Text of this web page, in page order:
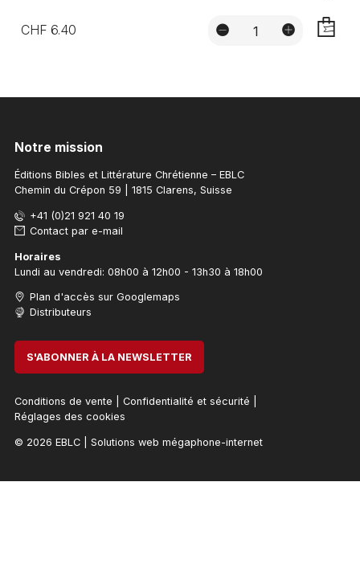
CHF 6.40
Notre mission
Éditions Bibles et Littérature Chrétienne – EBLC
Chemin du Crépon 59 | 1815 Clarens, Suisse
+41 (0)21 921 40 19
Contact par e-mail
Horaires
Lundi au vendredi: 08h00 à 12h00 - 13h30 à 18h00
Plan d'accès sur Googlemaps
Distributeurs
S'ABONNER À LA NEWSLETTER
Conditions de vente Confidentialité et sécurité
Réglages des cookies
© 2026 EBLC| Solutions web mégaphone-internet